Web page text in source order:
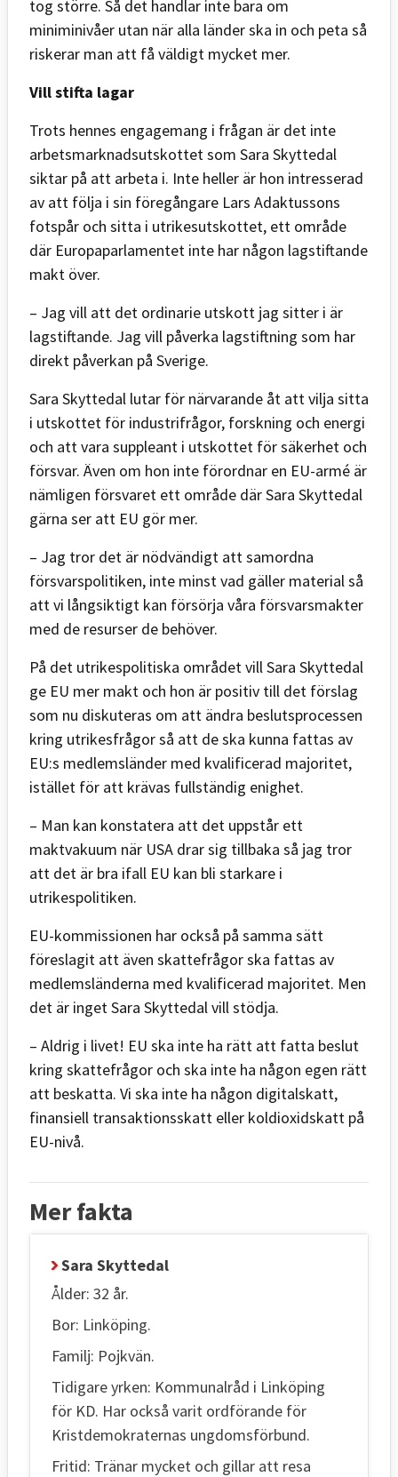
tog större. Så det handlar inte bara om
miniminivåer utan när alla länder ska in och peta så
riskerar man att få väldigt mycket mer.
Vill stifta lagar
Trots hennes engagemang i frågan är det inte
arbetsmarknadsutskottet som Sara Skyttedal
siktar på att arbeta i. Inte heller är hon intresserad
av att följa i sin föregångare Lars Adaktussons
fotspår och sitta i utrikesutskottet, ett område
där Europaparlamentet inte har någon lagstiftande
makt över.
– Jag vill att det ordinarie utskott jag sitter i är
lagstiftande. Jag vill påverka lagstiftning som har
direkt påverkan på Sverige.
Sara Skyttedal lutar för närvarande åt att vilja sitta
i utskottet för industrifrågor, forskning och energi
och att vara suppleant i utskottet för säkerhet och
försvar. Även om hon inte förordnar en EU-armé är
nämligen försvaret ett område där Sara Skyttedal
gärna ser att EU gör mer.
– Jag tror det är nödvändigt att samordna
försvarspolitiken, inte minst vad gäller material så
att vi långsiktigt kan försörja våra försvarsmakter
med de resurser de behöver.
På det utrikespolitiska området vill Sara Skyttedal
ge EU mer makt och hon är positiv till det förslag
som nu diskuteras om att ändra beslutsprocessen
kring utrikesfrågor så att de ska kunna fattas av
EU:s medlemsländer med kvalificerad majoritet,
istället för att krävas fullständig enighet.
– Man kan konstatera att det uppstår ett
maktvakuum när USA drar sig tillbaka så jag tror
att det är bra ifall EU kan bli starkare i
utrikespolitiken.
EU-kommissionen har också på samma sätt
föreslagit att även skattefrågor ska fattas av
medlemsländerna med kvalificerad majoritet. Men
det är inget Sara Skyttedal vill stödja.
– Aldrig i livet! EU ska inte ha rätt att fatta beslut
kring skattefrågor och ska inte ha någon egen rätt
att beskatta. Vi ska inte ha någon digitalskatt,
finansiell transaktionsskatt eller koldioxidskatt på
EU-nivå.
Mer fakta
Sara Skyttedal
Ålder: 32 år.
Bor: Linköping.
Familj: Pojkvän.
Tidigare yrken: Kommunalråd i Linköping
för KD. Har också varit ordförande för
Kristdemokraternas ungdomsförbund.
Fritid: Tränar mycket och gillar att resa